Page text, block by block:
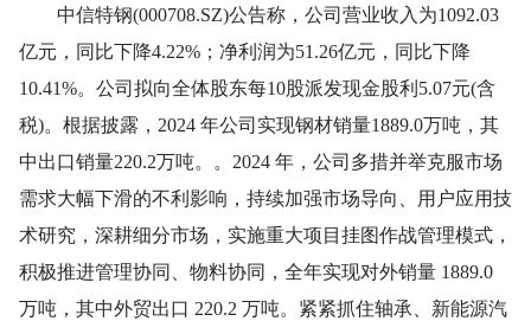
中信特钢(000708.SZ)公告称，公司营业收入为1092.03
亿元，同比下降4.22%；净利润为51.26亿元，同比下降
10.41%。公司拟向全体股东每10股派发现金股利5.07元(含
税)。根据披露，2024 年公司实现钢材销量1889.0万吨，其
中出口销量220.2万吨。。2024 年，公司多措并举克服市场
需求大幅下滑的不利影响，持续加强市场导向、用户应用技
术研究，深耕细分市场，实施重大项目挂图作战管理模式，
积极推进管理协同、物料协同，全年实现对外销量 1889.0
万吨，其中外贸出口 220.2 万吨。紧紧抓住轴承、新能源汽